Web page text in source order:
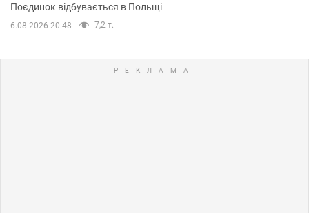
Поєдинок відбувається в Польщі
6.08.2026 20:48 7,2 т.